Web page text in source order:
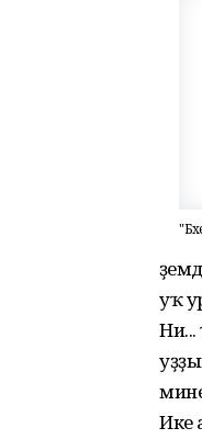
уҡ
Ике